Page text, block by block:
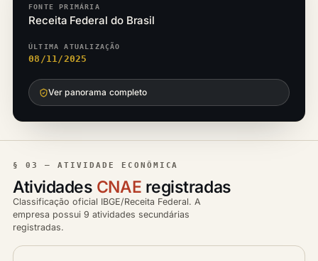
FONTE PRIMÁRIA
Receita Federal do Brasil
ÚLTIMA ATUALIZAÇÃO
08/11/2025
Ver panorama completo
§ 03 — ATIVIDADE ECONÔMICA
Atividades CNAE registradas
Classificação oficial IBGE/Receita Federal. A
empresa possui 9 atividades secundárias
registradas.